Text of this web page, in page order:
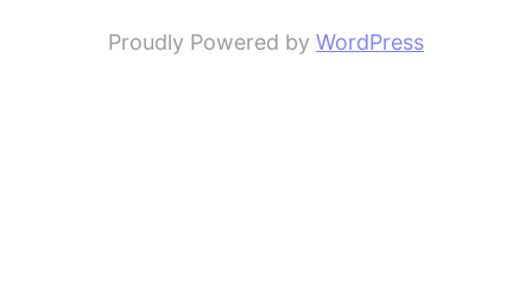
Proudly Powered by WordPress